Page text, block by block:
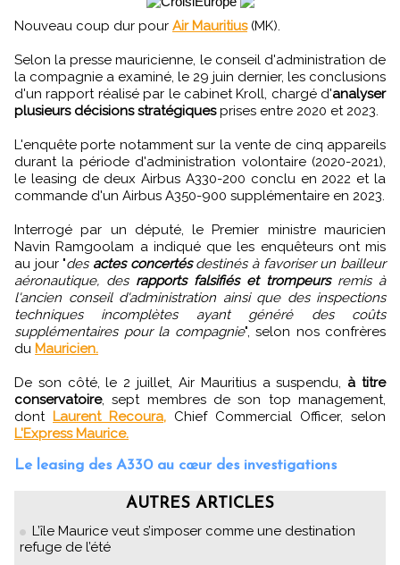
Nouveau coup dur pour Air Mauritius(MK).
Selon la presse mauricienne, le conseil d'administration de
la compagnie a examiné, le 29 juin dernier, les conclusions
d'un rapport réalisé par le cabinet Kroll, chargé d'analyser
plusieurs décisions stratégiquesprises entre 2020 et 2023.
L'enquête porte notamment sur la vente de cinq appareils
durant la période d'administration volontaire (2020-2021),
le leasing de deux Airbus A330-200 conclu en 2022 et la
commande d'un Airbus A350-900 supplémentaire en 2023.
Interrogé par un député, le Premier ministre mauricien
Navin Ramgoolam a indiqué que les enquêteurs ont mis
au jour "des actes concertésdestinés à favoriser un bailleur
aéronautique, des rapports falsifiés et trompeursremis à
l'ancien conseil d'administration ainsi que des inspections
techniques incomplètes ayant généré des coûts
supplémentaires pour la compagnie", selon nos confrères
du Mauricien.
De son côté, le 2 juillet, Air Mauritius a suspendu, à titre
conservatoire, sept membres de son top management,
dont Laurent Recoura, Chief Commercial Officer, selon
L'Express Maurice.
Le leasing des A330 au cœur des investigations
AUTRES ARTICLES
L’île Maurice veut s’imposer comme une destination
refuge de l’été